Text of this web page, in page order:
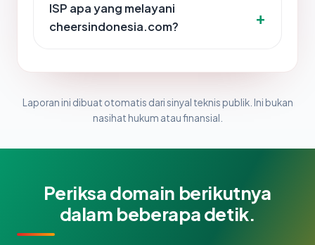
ISP apa yang melayani
cheersindonesia.com?
Laporan ini dibuat otomatis dari sinyal teknis publik. Ini bukan
nasihat hukum atau finansial.
Periksa domain berikutnya
dalam beberapa detik.